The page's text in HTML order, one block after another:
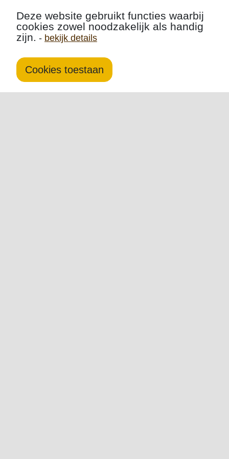
Deze website gebruikt functies waarbij
cookies zowel noodzakelijk als handig
zijn. - bekijk details
Cookies toestaan